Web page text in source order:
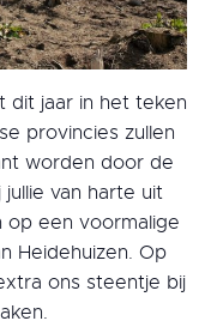
dit jaar in het teken
provincies zullen
worden door de
van harte uit
op een voormalige
Heidehuizen. Op
ons steentje bij